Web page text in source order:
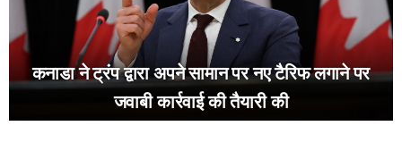
कनाडा ने ट्रंप द्वारा अपने सामान पर नए टैरिफ लगाने पर
जवाबी कार्रवाई की तैयारी की